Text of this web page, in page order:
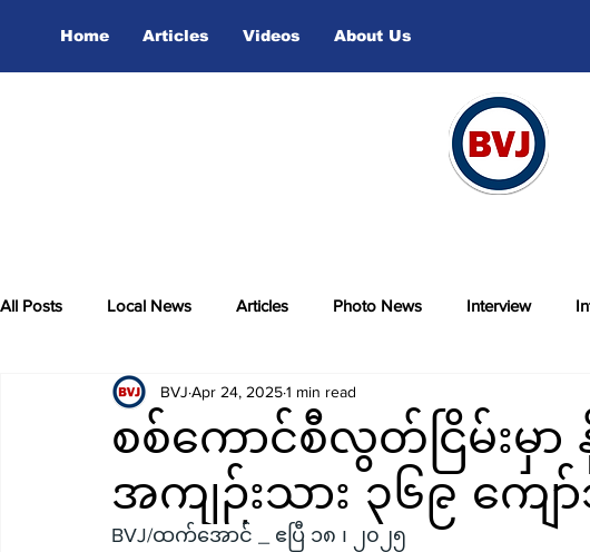
Home Articles Videos About Us
All Posts Local News Articles Photo News Interview
Video
စစ်ကောင်စီလွတ်ငြိမ်းမှာ
အကျဉ်းသား ၃၆၉ ကျော်
BVJ Apr 24, 20251 min read
BVJ/ထက်အောင် _ ဧပြီ ၁၈ ၊ ၂၀၂၅